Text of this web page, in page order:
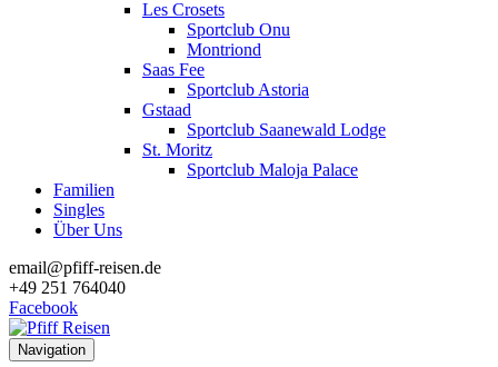
Les Crosets
Sportclub Onu
Montriond
Saas Fee
Sportclub Astoria
Gstaad
Sportclub Saanewald Lodge
St. Moritz
Sportclub Maloja Palace
Familien
Singles
Über Uns
email@pfiff-reisen.de
+49 251 764040
Facebook
Navigation